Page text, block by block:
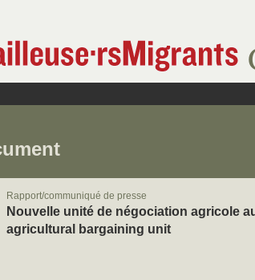
Rapport/communiqué de presse
Nouvelle unité de négociation agricole
agricultural bargaining unit